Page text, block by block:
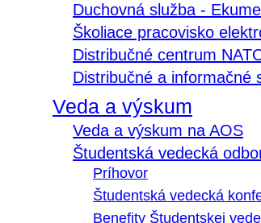
Duchovná služba -
Školiace pracovisko
Distribučné centrum
Distribučné a informačné
Veda a výskum
Veda a výskum na AOS
Študentská vedecká
Príhovor
Študentská vedecká
Benefity Študentskej